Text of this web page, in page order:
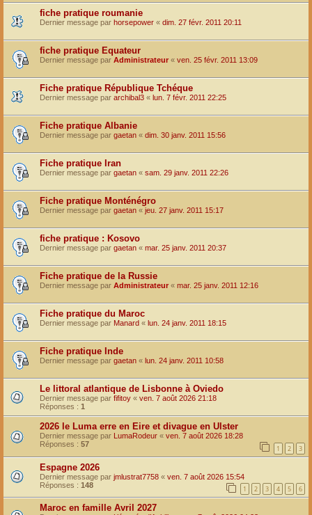
fiche pratique roumanie
Dernier message par horsepower « dim. 27 févr. 2011 20:11
fiche pratique Equateur
Dernier message par Administrateur « ven. 25 févr. 2011 13:09
Fiche pratique République Tchéque
Dernier message par archibal3 « lun. 7 févr. 2011 22:25
Fiche pratique Albanie
Dernier message par gaetan « dim. 30 janv. 2011 15:56
Fiche pratique Iran
Dernier message par gaetan « sam. 29 janv. 2011 22:26
Fiche pratique Monténégro
Dernier message par gaetan « jeu. 27 janv. 2011 15:17
fiche pratique : Kosovo
Dernier message par gaetan « mar. 25 janv. 2011 20:37
Fiche pratique de la Russie
Dernier message par Administrateur « mar. 25 janv. 2011 12:16
Fiche pratique du Maroc
Dernier message par Manard « lun. 24 janv. 2011 18:15
Fiche pratique Inde
Dernier message par gaetan « lun. 24 janv. 2011 10:58
Le littoral atlantique de Lisbonne à Oviedo
Dernier message par fifitoy « ven. 7 août 2026 21:18
Réponses : 1
2026 le Luma erre en Eire et divague en Ulster
Dernier message par LumaRodeur « ven. 7 août 2026 18:28
Réponses : 57 1 2 3
Espagne 2026
Dernier message par jmlustrat7758 « ven. 7 août 2026 15:54
Réponses : 148 1 2 3 4 5 6
Maroc en famille Avril 2027